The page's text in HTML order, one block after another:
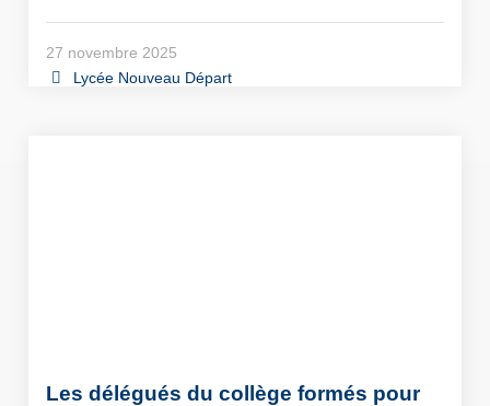
27 novembre 2025
Lycée Nouveau Départ
Les délégués du collège formés pour